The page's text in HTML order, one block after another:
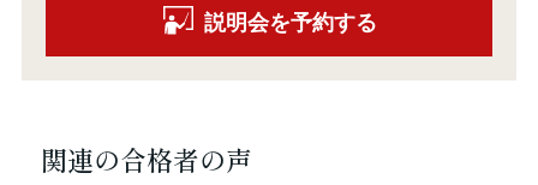
説明会を予約する
関連の合格者の声